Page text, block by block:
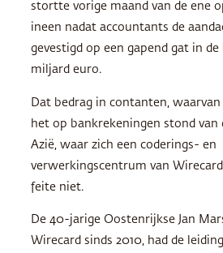
stortte vorige maand van de ene
ineen nadat accountants de
gevestigd op een gapend gat in de
miljard euro.
Dat bedrag in contanten,
het op bankrekeningen stond van
Azië, waar zich een coderings- en
verwerkingscentrum van
feite niet.
De 40-jarige Oostenrijkse Jan
Wirecard sinds 2010, had de